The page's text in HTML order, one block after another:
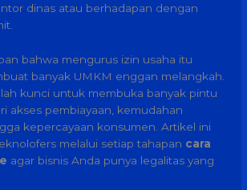
dinas atau berhadapan dengan
bahwa mengurus izin usaha itu
banyak UMKM enggan melangkah.
kunci untuk membuka banyak pintu
akses pembiayaan, kemudahan
kepercayaan konsumen. Artikel ini
melalui setiap tahapan cara
agar bisnis Anda punya legalitas yang